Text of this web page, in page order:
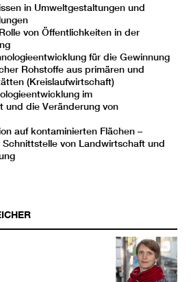
in Umweltgestaltungen und
von Öffentlichkeiten in der
für die Gewinnung
Rohstoffe aus primären und
(Kreislaufwirtschaft)
im
und die Veränderung von
auf kontaminierten Flächen –
von Landwirtschaft und